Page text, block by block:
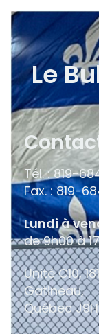
Le
Tél. : 819-
Fax. : 819-
Lundi à
de 9h00 à
Unité C10,
Gatineau,
Québec